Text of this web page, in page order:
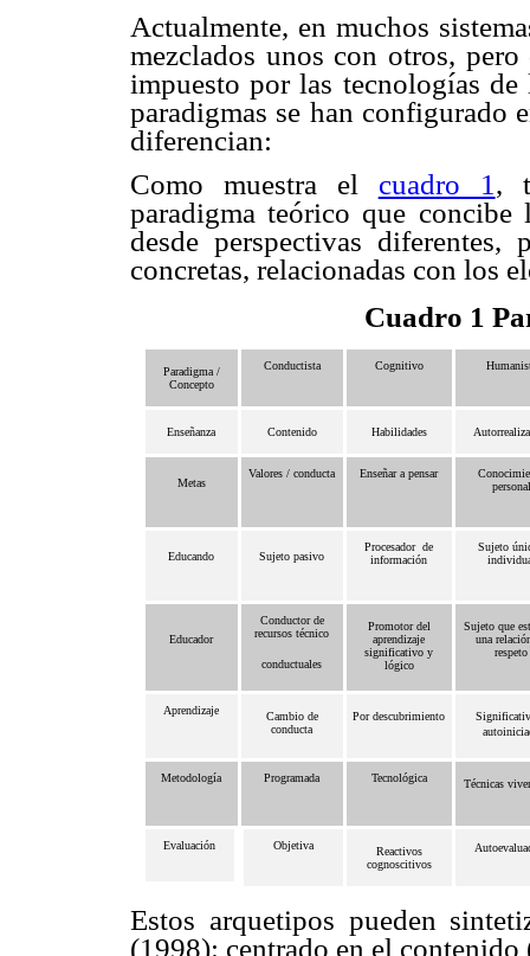
Actualmente, en muchos
mezclados unos con otros,
impuesto por las tecnologías
paradigmas se han configurado
diferencian:
Como muestra el cuadro 1 ,
paradigma teórico que concibe
desde perspectivas diferentes,
concretas, relacionadas con los
Cuadro 1
Paradigma /
Concepto
Conductista Cognitivo
Enseñanza Contenido Habilidades
Metas
Valores / conducta Enseñar a pensar
personal
Educando Sujeto pasivo
Procesador de
información
Sujeto
Educador
Conductor de
recursos técnico
conductuales
Promotor del
aprendizaje
significativo y
lógico
Sujeto que
una
respeto
Aprendizaje
Cambio de
conducta
Por descubrimiento
Metodología Programada Tecnológica Técnicas
Evaluación Objetiva
Reactivos
cognoscitivos
Estos arquetipos pueden
(1998): centrado en el